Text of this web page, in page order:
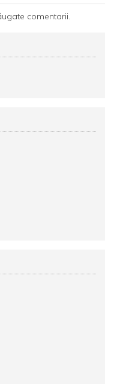
comentarii.